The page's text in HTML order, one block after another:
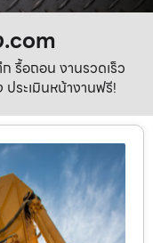
.com
รื้อถอน งานรวดเร็ว
ประเมินหน้างานฟรี!